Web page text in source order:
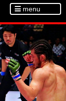
menu